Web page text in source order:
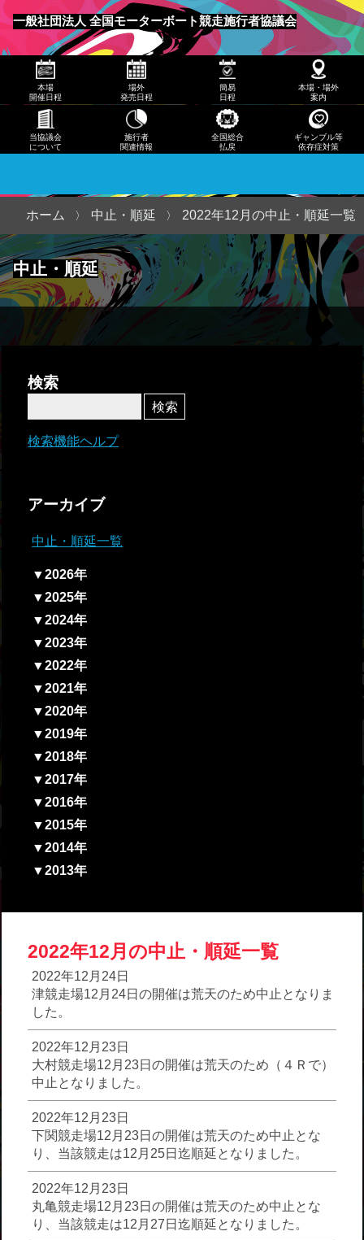
一般社団法人 全国モーターボート競走施行者協議会
メニュー
発売
日程
日程
本
場・
案内
当協
議会
につ
いて
本場
開催日程
場外
発売日程
簡易
日程
本場・場外
案内
当協議会
について
施行者
関連情報
全国総合
払戻
ギャンブル等
依存症対策
中止・順延
ホーム 中止・順延 2022年12月の中止・順延一覧
検索
検索機能ヘルプ
アーカイブ
中止・順延一覧
▼2026年
▼2025年
▼2024年
▼2023年
▼2022年
▼2021年
▼2020年
▼2019年
▼2018年
▼2017年
▼2016年
▼2015年
▼2014年
▼2013年
2022年12月の中止・順延一覧
2022年12月24日
津競走場12月24日の開催は荒天のため中止となりま
した。
2022年12月23日
大村競走場12月23日の開催は荒天のため（４Ｒで）
中止となりました。
2022年12月23日
下関競走場12月23日の開催は荒天のため中止とな
り、当該競走は12月25日迄順延となりました。
2022年12月23日
丸亀競走場12月23日の開催は荒天のため中止とな
り、当該競走は12月27日迄順延となりました。